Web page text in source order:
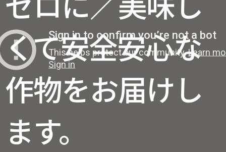
くて安全安心な
作物をお届けし
ます。